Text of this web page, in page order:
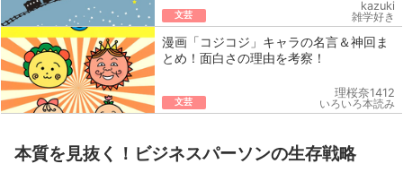
文芸
kazuki
雑学好き
漫画「コジコジ」キャラの名言＆神回ま
とめ！面白さの理由を考察！
文芸
理桜奈1412
いろいろ本読み
本質を見抜く！ビジネスパーソンの生存戦略